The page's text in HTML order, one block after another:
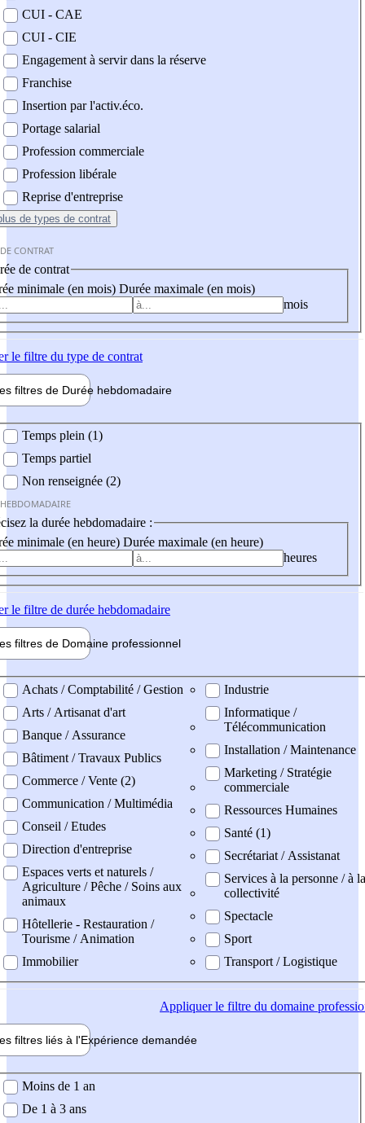
CUI - CAE
CUI - CIE
Engagement à servir dans la réserve
Franchise
Insertion par l'activ.éco.
Portage salarial
Profession commerciale
Profession libérale
Reprise d'entreprise
de types de contrat
CONTRAT
de contrat
minimale (en mois) Durée maximale (en mois)
mois
le filtre du type de contrat
filtres de Durée hebdomadaire
Temps plein (1)
Temps partiel
Non renseignée (2)
la durée hebdomadaire :
minimale (en heure) Durée maximale (en heure)
heures
le filtre de durée hebdomadaire
filtres de Domaine professionnel
professionel
Achats / Comptabilité / Gestion
Arts / Artisanat d'art
Banque / Assurance
Bâtiment / Travaux Publics
Commerce / Vente (2)
Communication / Multimédia
Conseil / Etudes
Direction d'entreprise
Espaces verts et naturels /
Agriculture / Pêche / Soins aux
animaux
Hôtellerie - Restauration /
Tourisme / Animation
Immobilier
Industrie
Informatique /
Télécommunication
Installation / Maintenance
Marketing / Stratégie
commerciale
Ressources Humaines
Santé (1)
Secrétariat / Assistanat
Services à la personne / à la
collectivité
Spectacle
Sport
Transport / Logistique
Appliquerle filtre du domaine
filtres liés à l'Expérience demandée
demandée
Moins de 1 an
De 1 à 3 ans